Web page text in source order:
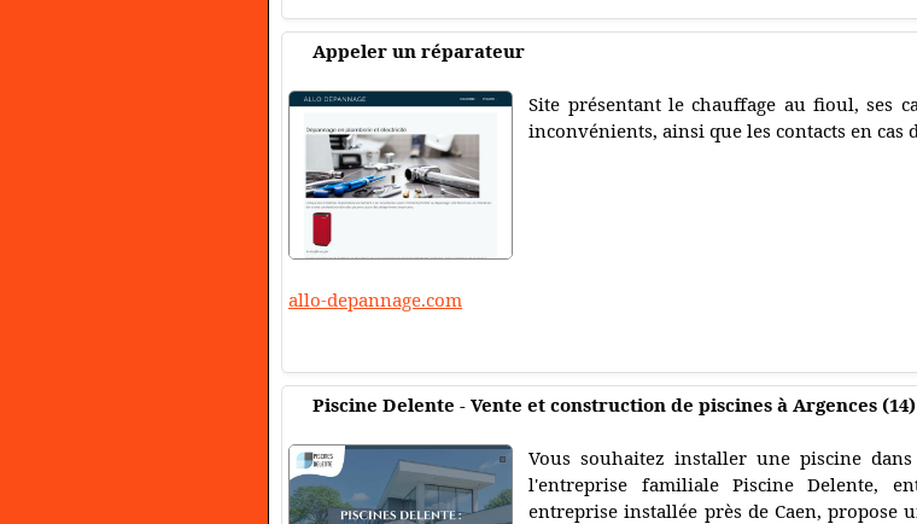
Appeler un réparateur
Site présentant le chauffage au fioul, ses
inconvénients, ainsi que les contacts en cas
allo-depannage.com
Piscine Delente - Vente et construction de piscines à Argences (14)
Vous souhaitez installer une piscine
l'entreprise familiale Piscine Delente,
entreprise installée près de Caen, propose